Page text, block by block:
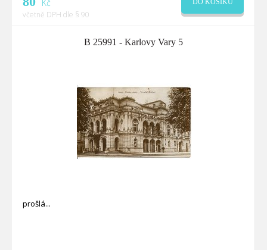
Kč
včetně DPH dle § 90
DO KOŠÍKU
B 25991 - Karlovy Vary 5
prošlá